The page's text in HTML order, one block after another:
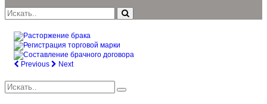
Previous Next